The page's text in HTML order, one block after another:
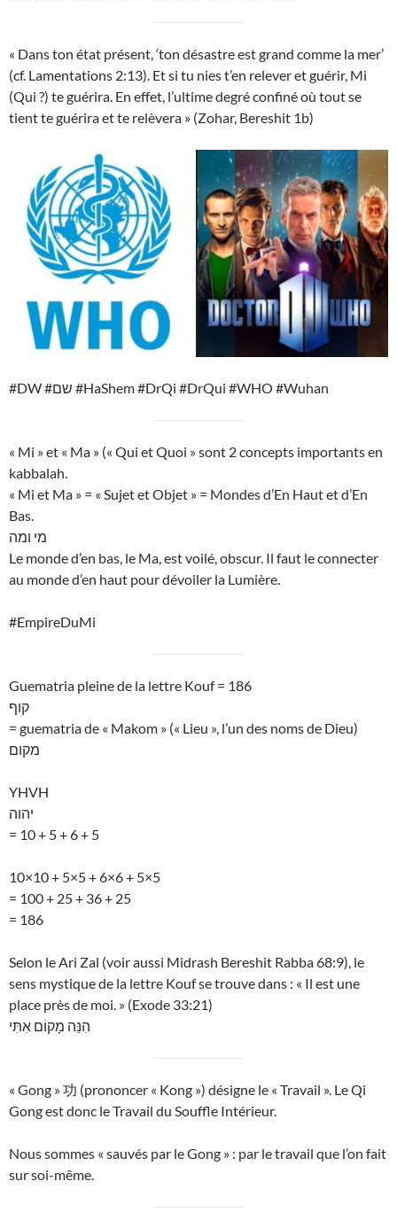
« Dans ton état présent, ‘ton désastre est grand comme la mer’
(cf. Lamentations 2:13). Et si tu nies t’en relever et guérir, Mi
(Qui ?) te guérira. En effet, l’ultime degré confiné où tout se
tient te guérira et te relèvera » (Zohar, Bereshit 1b)
#DW #שם #HaShem #DrQi #DrQui #WHO #Wuhan
« Mi » et « Ma » (« Qui et Quoi » sont 2 concepts importants en
kabbalah.
« Mi et Ma » = « Sujet et Objet » = Mondes d’En Haut et d’En
Bas.
מי ומה
Le monde d’en bas, le Ma, est voilé, obscur. Il faut le connecter
au monde d’en haut pour dévoiler la Lumière.
#EmpireDuMi
Guematria pleine de la lettre Kouf = 186
קוף
= guematria de « Makom » (« Lieu », l’un des noms de Dieu)
מקום
YHVH
יהוה
= 10 + 5 + 6 + 5
10×10 + 5×5 + 6×6 + 5×5
= 100 + 25 + 36 + 25
= 186
Selon le Ari Zal (voir aussi Midrash Bereshit Rabba 68:9), le
sens mystique de la lettre Kouf se trouve dans : « Il est une
place près de moi. » (Exode 33:21)
הִנֵּה מָקוֹם אִתִּי
« Gong » 功 (prononcer « Kong ») désigne le « Travail ». Le Qi
Gong est donc le Travail du Souffle Intérieur.
Nous sommes « sauvés par le Gong » : par le travail que l’on fait
sur soi-même.